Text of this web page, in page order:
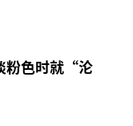
粉色时就“沦